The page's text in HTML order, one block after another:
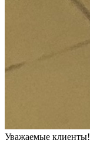
Уважаемые клиенты!